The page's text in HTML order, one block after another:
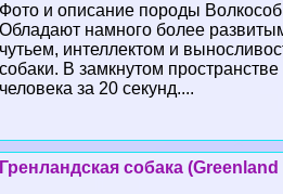
Фото и описание породы
Обладают намного более
чутьем, интеллектом и
собаки. В замкнутом прострaнcтве
человека за 20 секунд....
Гренландская собака (Greenland